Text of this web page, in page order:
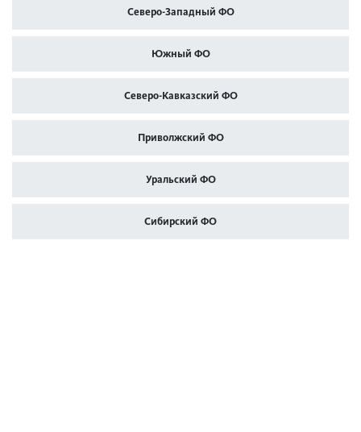
Северо-Западный ФО
Южный ФО
Северо-Кавказский ФО
Приволжский ФО
Уральский ФО
Сибирский ФО